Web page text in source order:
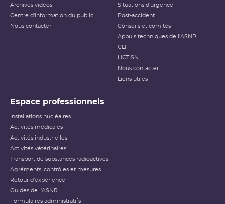
Archives vidéos
Centre d'information du public
Nous contacter
Situations d'urgence
Post-accident
Conseils et comités
Appuis techniques de l'ASNR
CLI
HCTISN
Nous contacter
Liens utiles
Espace professionnels
Installations nucléaires
Activités médicales
Activités industrielles
Activités vétérinaires
Transport de substances radioactives
Agréments, contrôles et mesures
Retour d'expérience
Guides de l'ASNR
Formulaires administratifs